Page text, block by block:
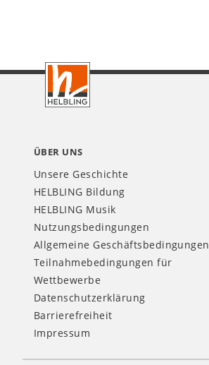
Footer
ÜBER UNS
Unsere Geschichte
HELBLING Bildung
HELBLING Musik
Nutzungsbedingungen
Allgemeine Geschäftsbedingungen
Teilnahmebedingungen für
Wettbewerbe
Datenschutzerklärung
Barrierefreiheit
Impressum